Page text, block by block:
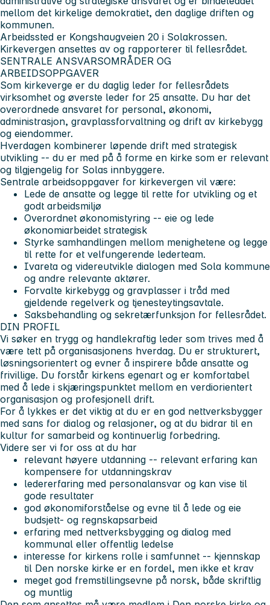
mellom det kirkelige demokratiet, den daglige driften og
kommunen.
Arbeidssted er Kongshaugveien 20 i Solakrossen.
Kirkevergen ansettes av og rapporterer til fellesrådet.
SENTRALE ANSVARSOMRÅDER OG
ARBEIDSOPPGAVER
Som kirkeverge er du daglig leder for fellesrådets
virksomhet og øverste leder for 25 ansatte. Du har det
overordnede ansvaret for personal, økonomi,
administrasjon, gravplassforvaltning og drift av kirkebygg
og eiendommer.
Hverdagen kombinerer løpende drift med strategisk
utvikling -- du er med på å forme en kirke som er relevant
og tilgjengelig for Solas innbyggere.
Sentrale arbeidsoppgaver for kirkevergen vil være:
Lede de ansatte og legge til rette for utvikling og et
godt arbeidsmiljø
Overordnet økonomistyring -- eie og lede
økonomiarbeidet strategisk
Styrke samhandlingen mellom menighetene og legge
til rette for et velfungerende lederteam.
Ivareta og videreutvikle dialogen med Sola kommune
og andre relevante aktører.
Forvalte kirkebygg og gravplasser i tråd med
gjeldende regelverk og tjenesteytingsavtale.
Saksbehandling og sekretærfunksjon for fellesrådet.
DIN PROFIL
Vi søker en trygg og handlekraftig leder som trives med å
være tett på organisasjonens hverdag. Du er strukturert,
løsningsorientert og evner å inspirere både ansatte og
frivillige. Du forstår kirkens egenart og er komfortabel
med å lede i skjæringspunktet mellom en verdiorientert
organisasjon og profesjonell drift.
For å lykkes er det viktig at du er en god nettverksbygger
med sans for dialog og relasjoner, og at du bidrar til en
kultur for samarbeid og kontinuerlig forbedring.
Videre ser vi for oss at du har
relevant høyere utdanning -- relevant erfaring kan
kompensere for utdanningskrav
ledererfaring med personalansvar og kan vise til
gode resultater
god økonomiforståelse og evne til å lede og eie
budsjett- og regnskapsarbeid
erfaring med nettverksbygging og dialog med
kommunal eller offentlig ledelse
interesse for kirkens rolle i samfunnet -- kjennskap
til Den norske kirke er en fordel, men ikke et krav
meget god fremstillingsevne på norsk, både skriftlig
og muntlig